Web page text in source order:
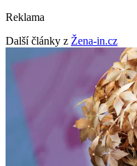
Reklama
Další články z Žena-in.cz